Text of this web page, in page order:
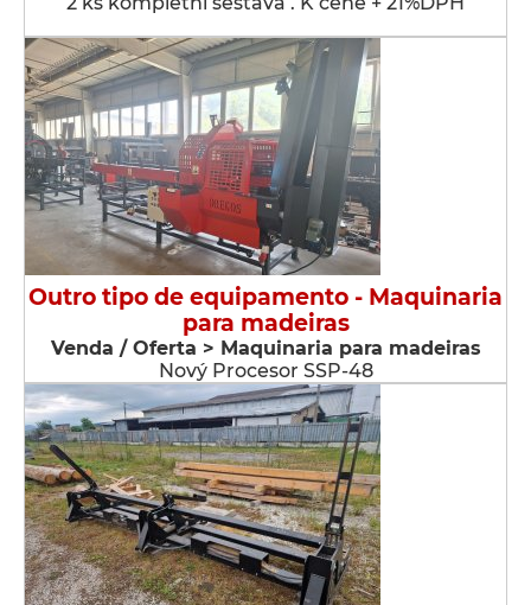
Outro tipo de equipamento - Maquinaria
para madeiras
Venda / Oferta > Maquinaria para madeiras
Nový Procesor SSP-48